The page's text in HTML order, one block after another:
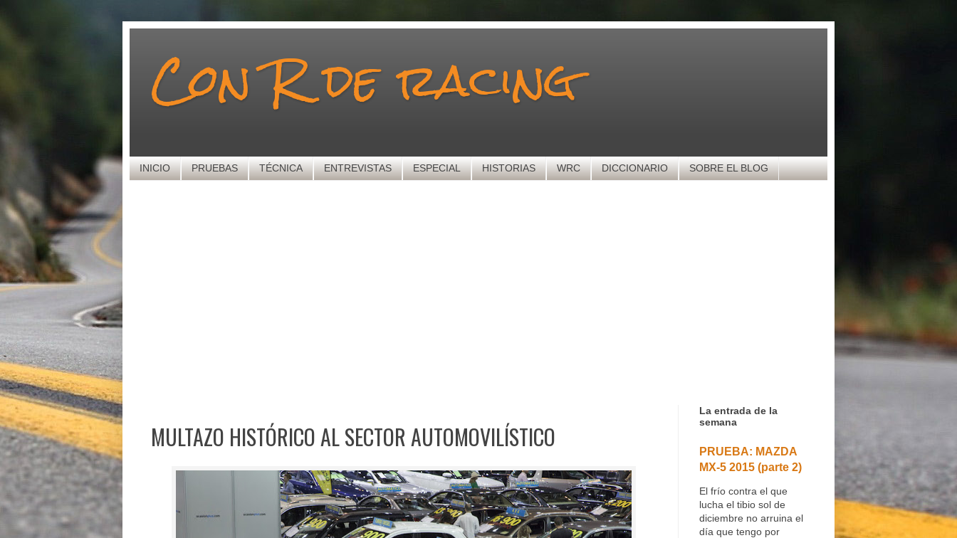
Con R de racing
INICIO PRUEBAS TÉCNICA ENTREVISTAS ESPECIAL HISTORIAS WRC DICCIONARIO SOBRE EL BLOG
MULTAZO HISTÓRICO AL SECTOR AUTOMOVILÍSTICO
La entrada de la
semana
PRUEBA: MAZDA
MX-5 2015 (parte 2)
El frío contra el que
lucha el tibio sol de
diciembre no arruina el
día que tengo por